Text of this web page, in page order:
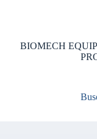
BIOMECH